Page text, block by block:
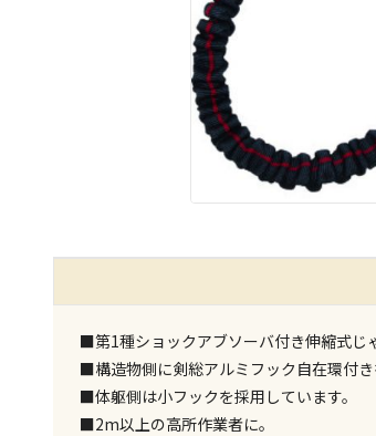
■第1種ショックアブソーバ付き伸縮式じ
■構造物側に剣総アルミフック自在環付き
■体躯側は小フックを採用しています。
■2m以上の高所作業者に。